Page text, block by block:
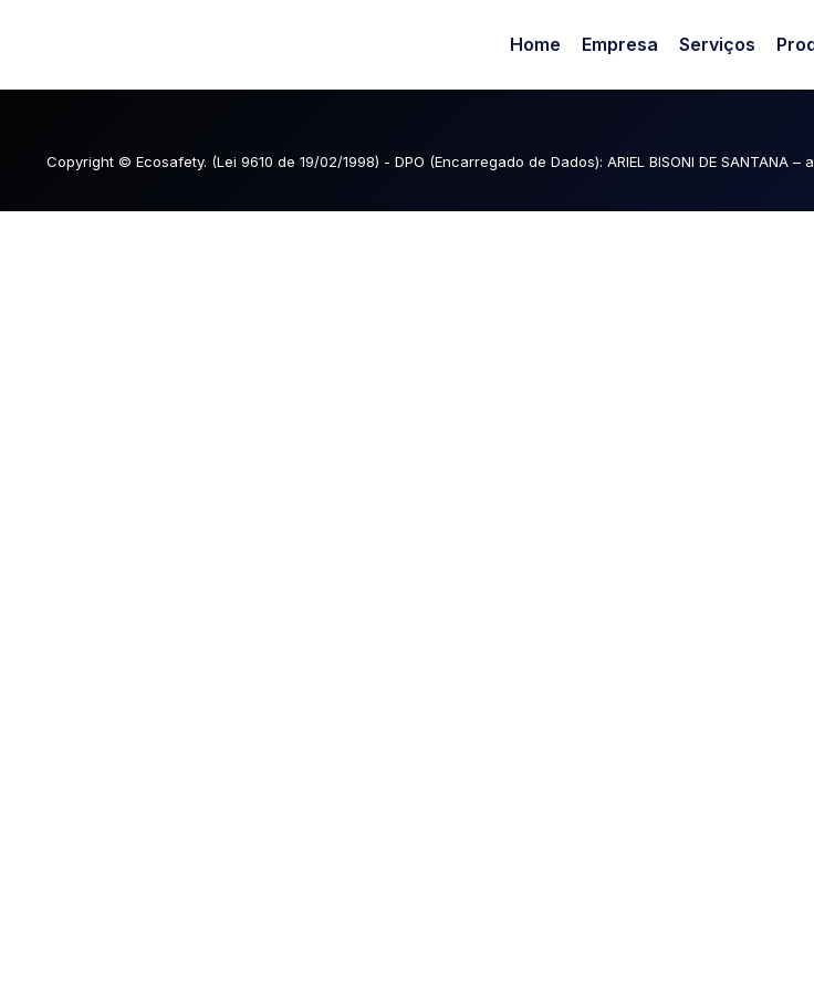
Home Empresa Serviços
PAULO ROGÉRIO RIOLO
Copyright © Ecosafety. (Lei 9610 de 19/02/1998) - DPO (Encarregado de Dados): ARIEL BISONI DE SANTANA